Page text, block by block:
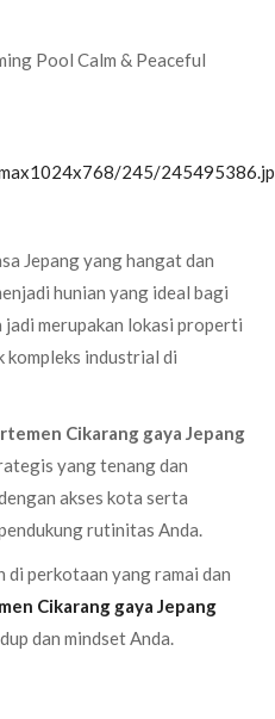
245/
Jepang yang hangat dan
hunian yang ideal bagi
jadi merupakan lokasi properti
industrial di
Cikarang gaya Jepang
yang tenang dan
akses kota serta
rutinitas Anda.
di perkotaan yang ramai dan
Cikarang gaya Jepang
dan mindset Anda.